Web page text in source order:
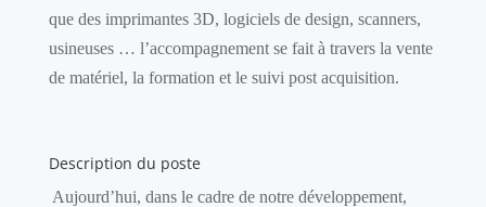
quedesimprimantes 3D, logiciels de design, scanners,
usineuses… l’accompagnement se fait à travers la vente
de matériel, la formation et le suivi post acquisition.
Description du poste
Aujourd’hui, dans le cadre de notre développement,